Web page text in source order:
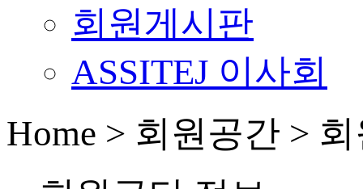
회원게시판
ASSITEJ 이사회
Home > 회원공간 >